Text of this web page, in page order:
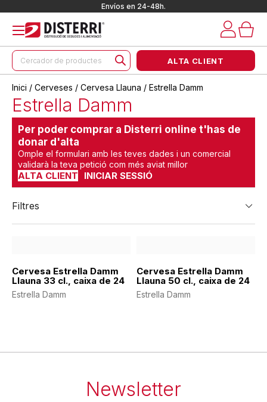
Envíos en 24-48h.
Products
search
ALTA CLIENT
Inici / Cerveses / Cervesa Llauna / Estrella Damm
Estrella Damm
Per poder comprar a Disterri online t'has de
donar d'alta
Omple el formulari amb les teves dades i un comercial
validarà la teva petició com més aviat millor
ALTA CLIENT INICIAR SESSIÓ
Filtres
Cervesa Estrella Damm
Llauna 33 cl., caixa de 24
Estrella Damm
Cervesa Estrella Damm
Llauna 50 cl., caixa de 24
Estrella Damm
Newsletter